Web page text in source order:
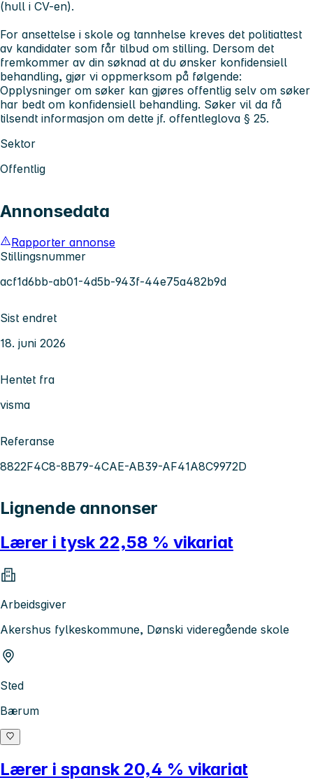
(hull i CV-en).
For ansettelse i skole og tannhelse kreves det politiattest
av kandidater som får tilbud om stilling. Dersom det
fremkommer av din søknad at du ønsker konfidensiell
behandling, gjør vi oppmerksom på følgende:
Opplysninger om søker kan gjøres offentlig selv om søker
har bedt om konfidensiell behandling. Søker vil da få
tilsendt informasjon om dette jf. offentleglova § 25.
Sektor
Offentlig
Annonsedata
Rapporter annonse
Stillingsnummer
acf1d6bb-ab01-4d5b-943f-44e75a482b9d
Sist endret
18. juni 2026
Hentet fra
visma
Referanse
8822F4C8-8B79-4CAE-AB39-AF41A8C9972D
Lignende annonser
Lærer i tysk 22,58 % vikariat
Arbeidsgiver
Akershus fylkeskommune, Dønski videregående skole
Sted
Bærum
Lærer i spansk 20,4 % vikariat